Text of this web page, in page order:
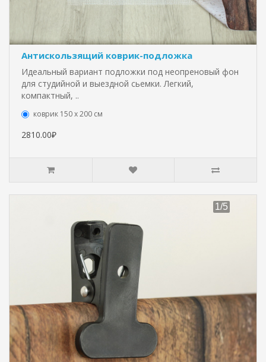
Антискользящий коврик-подложка
Идеальный вариант подложки под неопреновый фон
для студийной и выездной сьемки. Легкий,
компактный, ..
коврик 150 х 200 см
2810.00₽